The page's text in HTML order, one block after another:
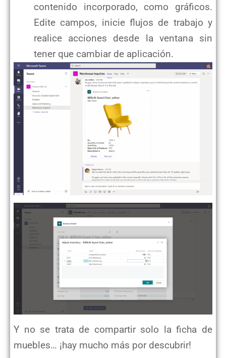
contenido incorporado, como gráficos.
Edite campos, inicie flujos de trabajo y
realice acciones desde la ventana sin
tener que cambiar de aplicación.
Y no se trata de compartir solo la ficha de
muebles… ¡hay mucho más por descubrir!